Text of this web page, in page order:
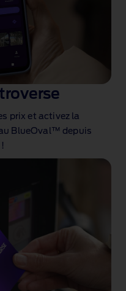
prix et activez la
BlueOval™ depuis